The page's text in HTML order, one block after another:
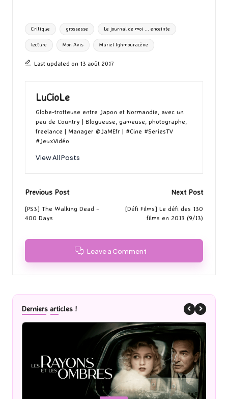
o
o
k
d
o
n
l
ky bl
r
ta
g
er
Tags:
Critique grossesse Le journal de moi ... enceinte
lecture Mon Avis Muriel Ighmouracène
Last updated on 13 août 2017
LuCioLe
Globe-trotteuse entre Japon et Normandie, avec un
peu de Country | Blogueuse, gameuse, photographe,
freelance | Manager @JaMEfr | #Cine #SeriesTV
#JeuxVidéo
View All Posts
Post
navigation
Previous Post
[PS3] The Walking Dead –
400 Days
Next Post
[Défi Films] Le défi des 130
films en 2013 (9/13)
Leave a Comment
Derniers articles !